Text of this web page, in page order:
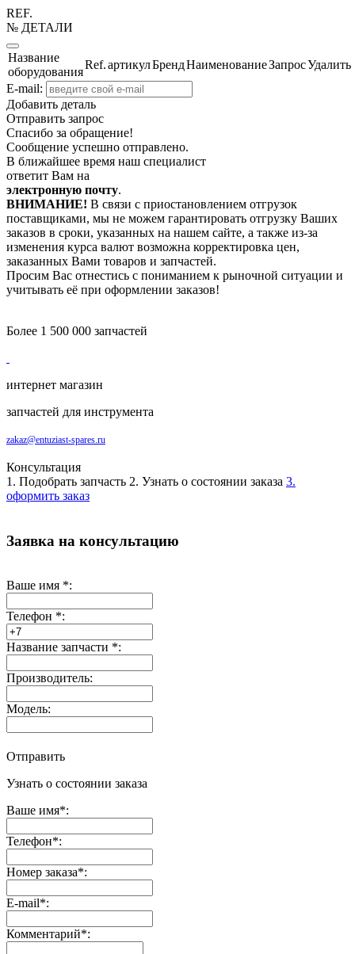
REF.
№ ДЕТАЛИ
Название
оборудования
Ref.артикулБрендНаименованиеЗапросУдалить
E-mail:
Добавить деталь
Отправить запрос
Спасибо за обращение!
Сообщение успешно отправлено.
В ближайшее время наш специалист
ответит Вам на
электронную почту.
ВНИМАНИЕ! В связи с приостановлением отгрузок
поставщиками, мы не можем гарантировать отгрузку Ваших
заказов в сроки, указанных на нашем сайте, а также из-за
изменения курса валют возможна корректировка цен,
заказанных Вами товаров и запчастей.
Просим Вас отнестись с пониманием к рыночной ситуации и
учитывать её при оформлении заказов!
Более 1 500 000 запчастей
интернет магазин
запчастей для инструмента
zakaz@entuziast-spares.ru
Консультация
1. Подобрать запчасть 2. Узнать о состоянии заказа 3.
оформить заказ
Заявка на консультацию
Ваше имя *:
Телефон *:
Название запчасти *:
Производитель:
Модель:
Отправить
Узнать о состоянии заказа
Ваше имя*:
Телефон*:
Номер заказа*:
E-mail*:
Комментарий*: